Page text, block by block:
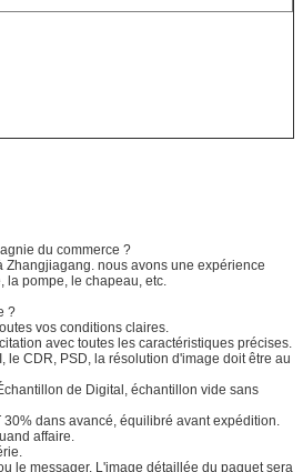
du commerce ?
Zhangjiagang. nous avons une expérience
la pompe, le chapeau, etc.
?
vos conditions claires.
avec toutes les caractéristiques précises.
le CDR, PSD, la résolution d'image doit être au
de Digital, échantillon vide sans
dans avancé, équilibré avant expédition.
affaire.
le messager. L'image détaillée du paquet sera